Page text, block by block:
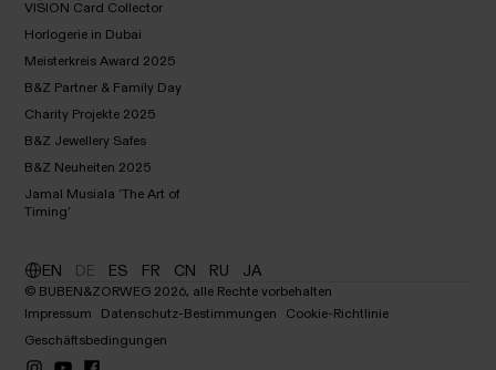
Neuheiten
2026Boutique in
Singapore
VISION Card Collector
Card
Collector
Horlogerie in Dubai
Horlogerie
Meisterkreis Award 2025
Meisterkreis
B&Z Partner & Family Day
& Family
Day
Charity Projekte 2025
Projekte
B&Z Jewellery Safes
B&Z Neuheiten 2025
2025
Jamal Musiala ‘The Art of
Timing’
Musiala ‘The
Art of Timing’
EN DE ES FR CN RU JA
© BUBEN&ZORWEG 2026, alle Rechte vorbehalten
Impressum
Datenschutz-Bestimmungen
Cookie-Richtlinie
Geschäftsbedingungen